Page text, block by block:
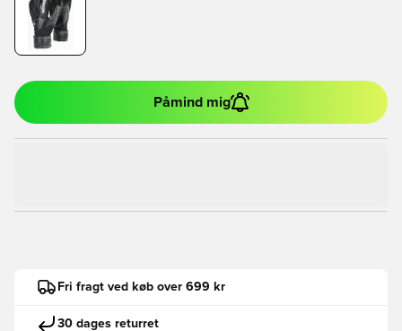
Påmind mig
Fri fragt ved køb over 699 kr
30 dages returret